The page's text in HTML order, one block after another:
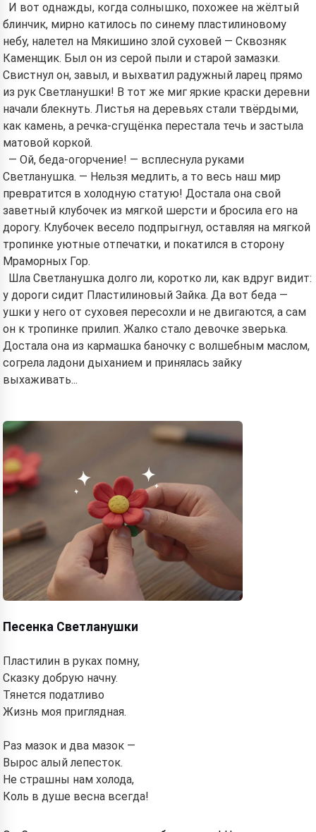
И вот однажды, когда солнышко, похожее на жёлтый
блинчик, мирно катилось по синему пластилиновому
небу, налетел на Мякишино злой суховей — Сквозняк
Каменщик. Был он из серой пыли и старой замазки.
Свистнул он, завыл, и выхватил радужный ларец прямо
из рук Светланушки! В тот же миг яркие краски деревни
начали блекнуть. Листья на деревьях стали твёрдыми,
как камень, а речка-сгущёнка перестала течь и застыла
матовой коркой.
— Ой, беда-огорчение! — всплеснула руками
Светланушка. — Нельзя медлить, а то весь наш мир
превратится в холодную статую! Достала она свой
заветный клубочек из мягкой шерсти и бросила его на
дорогу. Клубочек весело подпрыгнул, оставляя на мягкой
тропинке уютные отпечатки, и покатился в сторону
Мраморных Гор.
Шла Светланушка долго ли, коротко ли, как вдруг видит:
у дороги сидит Пластилиновый Зайка. Да вот беда —
ушки у него от суховея пересохли и не двигаются, а сам
он к тропинке прилип. Жалко стало девочке зверька.
Достала она из кармашка баночку с волшебным маслом,
согрела ладони дыханием и принялась зайку
выхаживать...
Песенка Светланушки
Пластилин в руках помну,
Сказку добрую начну.
Тянется податливо
Жизнь моя приглядная.
Раз мазок и два мазок —
Вырос алый лепесток.
Не страшны нам холода,
Коль в душе весна всегда!